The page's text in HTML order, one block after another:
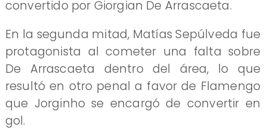
convertido por Giorgian De Arrascaeta.
En la segunda mitad, Matías Sepúlveda fue
protagonista al cometer una falta sobre
De Arrascaeta dentro del área, lo que
resultó en otro penal a favor de Flamengo
que Jorginho se encargó de convertir en
gol.